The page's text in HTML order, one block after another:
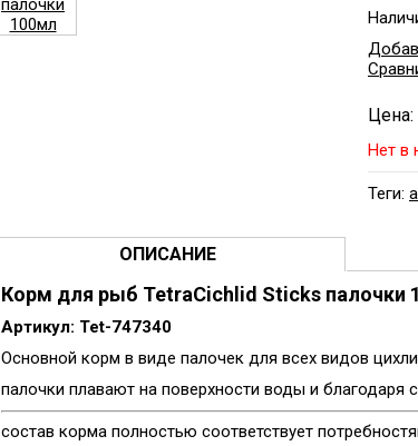
Цена:
Нет в
Теги:
ОПИСАНИЕ
Корм для рыб TetraCichlid Sticks палочки
Артикул: Tet-747340
Основной корм в виде палочек для всех видов
палочки плавают на поверхности воды и
состав корма полностью соответствует